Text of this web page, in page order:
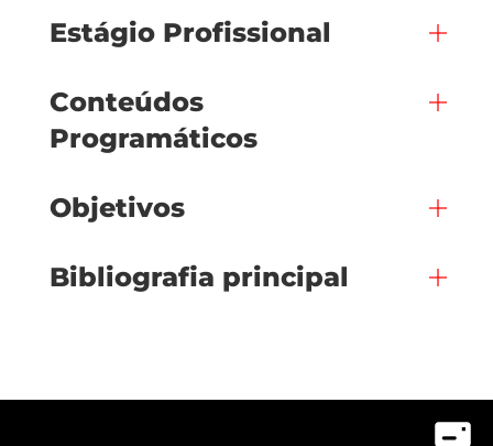
Estágio Profissional
Conteúdos
Programáticos
Objetivos
Bibliografia principal